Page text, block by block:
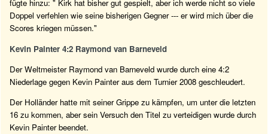
fügte hinzu: " Kirk hat bisher gut gespielt, aber ich werde nicht so viele
Doppel verfehlen wie seine bisherigen Gegner --- er wird mich über die
Scores kriegen müssen."
Kevin Painter 4:2 Raymond van Barneveld
Der Weltmeister Raymond van Barneveld wurde durch eine 4:2
Niederlage gegen Kevin Painter aus dem Turnier 2008 geschleudert.
Der Holländer hatte mit seiner Grippe zu kämpfen, um unter die letzten
16 zu kommen, aber sein Versuch den Titel zu verteidigen wurde durch
Kevin Painter beendet.